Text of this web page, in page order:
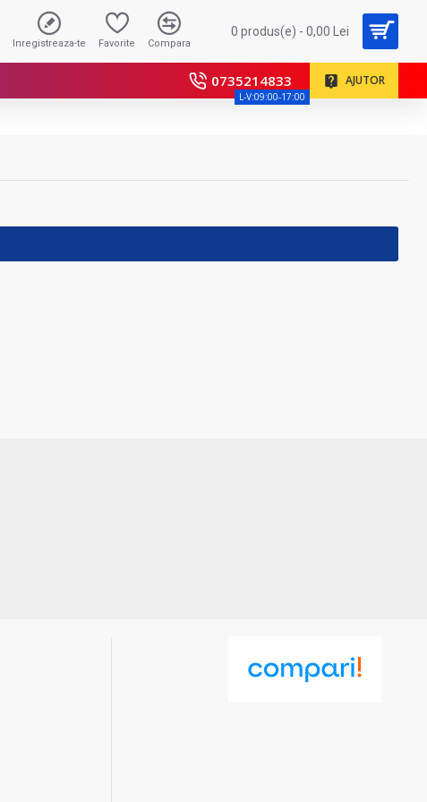
Inregistreaza-te Favorite Compara
0 produs(e) - 0,00 Lei
0735214833
L-V:09:00-17:00
AJUTOR